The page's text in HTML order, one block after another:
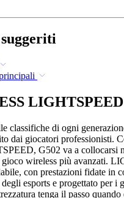
LIGHTSPEED
classifiche di ogni
dai giocatori professionisti.
G502 va a collocarsi
gioco wireless più avanzati.
con prestazioni fidate in
esports e progettato per i
tenga il passo